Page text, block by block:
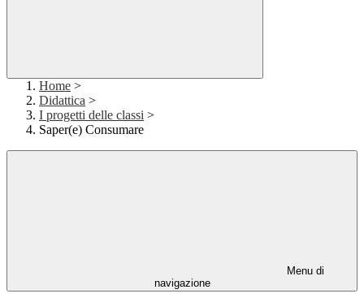
Home >
Didattica >
I progetti delle classi >
Saper(e) Consumare
Menu di
navigazione